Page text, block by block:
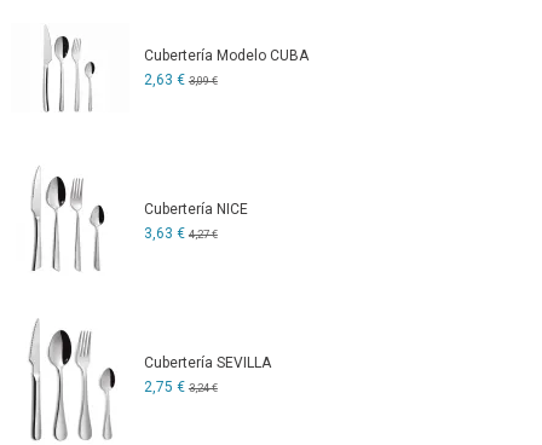
Cubertería Modelo CUBA
2,63 € 3,09 €
Cubertería NICE
3,63 € 4,27 €
Cubertería SEVILLA
2,75 € 3,24 €